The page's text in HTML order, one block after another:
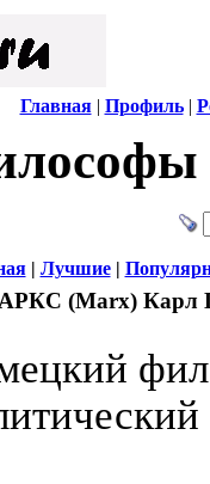
Главная| Профиль|
| Лучшие|
(Marx) Карл